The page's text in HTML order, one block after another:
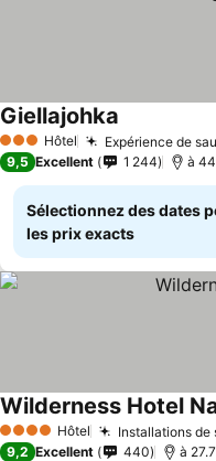
3 ÉtoilesHôtel Expérience de
Giellajohka
9,5 Excellent 1 244 à
Sélectionnez des dates
les prix exacts
4 Étoiles Hôtel Installations de
Wilderness Hotel
9,2 Excellent 440 à